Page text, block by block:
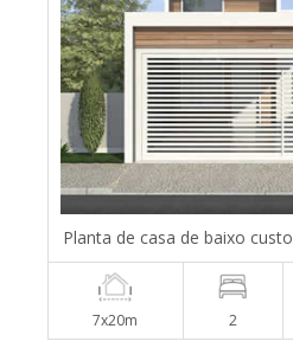
Planta de casa de baixo custo
7x20m 2